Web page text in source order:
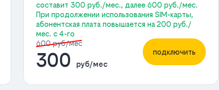
составит 300 руб./мес., далее 600 руб./мес.
При продолжении использования SIM-карты,
абонентская плата повышается на 200 руб./
мес. с 4-го
600 руб/мес
300 руб/мес
подключить